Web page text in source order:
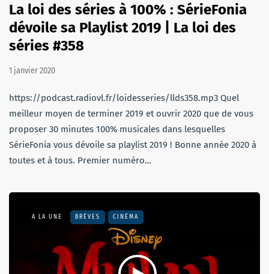
La loi des séries à 100% : SérieFonia
dévoile sa Playlist 2019 | La loi des
séries #358
1 janvier 2020
https://podcast.radiovl.fr/loidesseries/llds358.mp3 Quel
meilleur moyen de terminer 2019 et ouvrir 2020 que de vous
proposer 30 minutes 100% musicales dans lesquelles
SérieFonia vous dévoile sa playlist 2019 ! Bonne année 2020 à
toutes et à tous. Premier numéro…
A LA UNE BRÈVES CINÉMA